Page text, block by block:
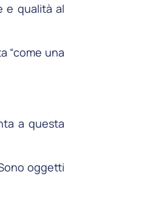
e qualità al
“come una
a questa
oggetti